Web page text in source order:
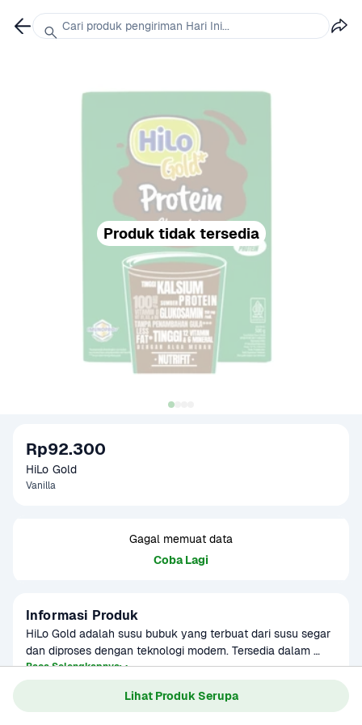
Lihat Produk Serupa
Produk tidak tersedia
Rp92.300
HiLo Gold
Vanilla
Gagal memuat data
Coba Lagi
Informasi Produk
HiLo Gold adalah susu bubuk yang terbuat dari susu segar
dan diproses dengan teknologi modern. Tersedia dalam
berbagai varian rasa yang lezat cocok sebagai minuman
sehat di rumah.
Baca Selengkapnya
Kategori
Susu & Olahan
3-8 bulan
Cari produk pengiriman Hari Ini...